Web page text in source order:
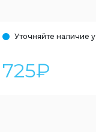
Уточняйте наличие
725₽